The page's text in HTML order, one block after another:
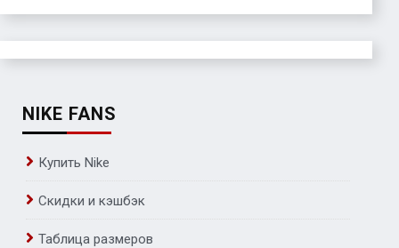
NIKE FANS
Купить Nike
Скидки и кэшбэк
Таблица размеров